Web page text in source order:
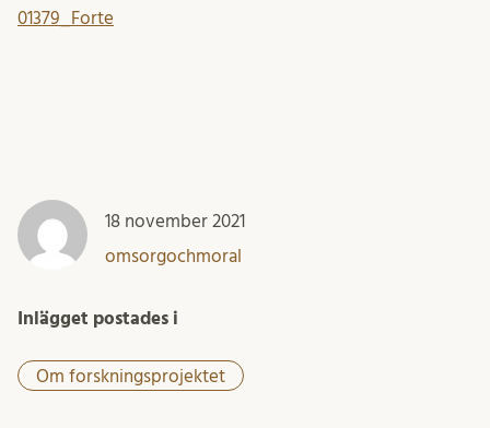
01379_Forte
18 november 2021
omsorgochmoral
Inlägget postades i
Om forskningsprojektet